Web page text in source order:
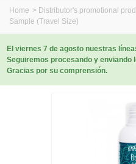
Home > Distributor's promotional
Sample (Travel Size)
El viernes 7 de agosto nuestras
Seguiremos procesando y enviando
Gracias por su comprensión.